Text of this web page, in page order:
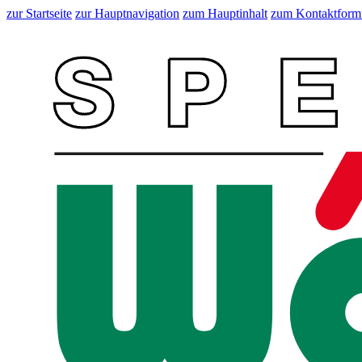
zur Startseite zur Hauptnavigation zum Hauptinhalt zum